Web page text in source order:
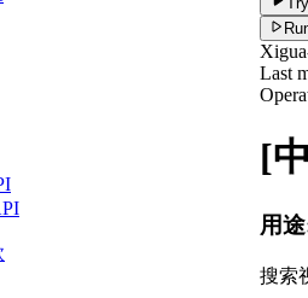
Last
[
用
搜索